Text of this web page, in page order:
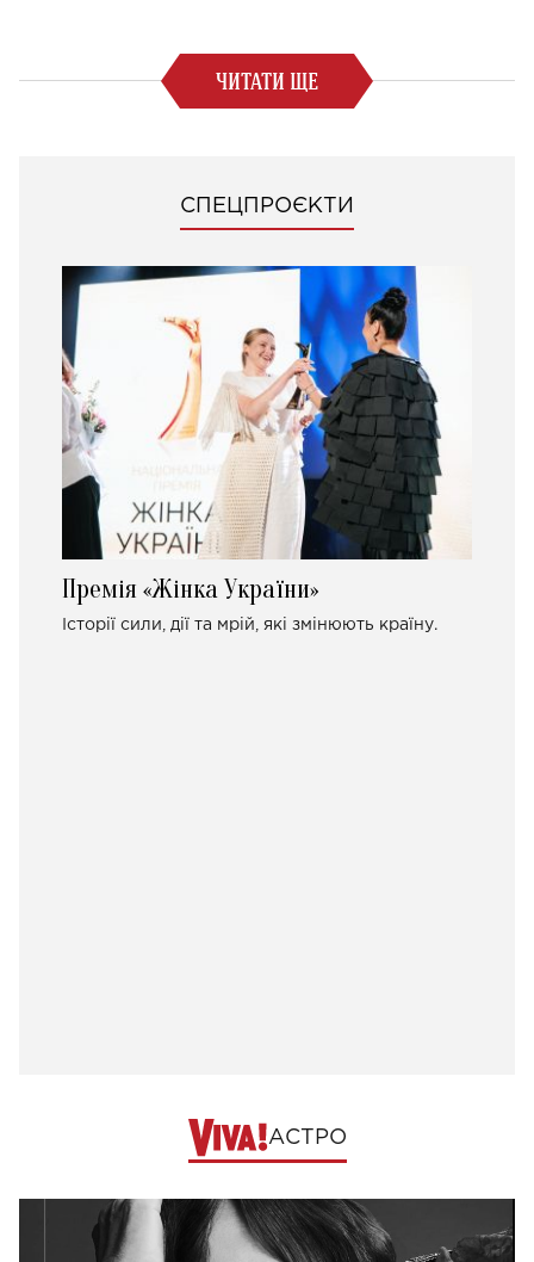
ЧИТАТИ ЩЕ
СПЕЦПРОЄКТИ
Премія «Жінка України»
Історії сили, дії та мрій, які змінюють країну.
АСТРО